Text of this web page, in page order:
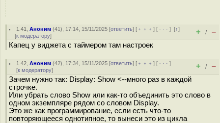
1.41 ,Аноним (41), 17:14, 15/11/2025 [ответить] [ ﹢﹢﹢] [ · · ·][↑]
[к модератору] + / –
Капец у виджета с таймером там настроек
1.42 ,Аноним (42), 17:34, 15/11/2025 [ответить] [ ﹢﹢﹢] [ · · ·]
[к модератору] + / –
Зачем нужно так: Display: Show <--много раз в каждой
строчке.
Или убрать слово Show или как-то объединить это слово в
одном экземпляре рядом со словом Display.
Это же как программирование, если есть что-то
повторяющееся однотипное, то вынеси это из цикла